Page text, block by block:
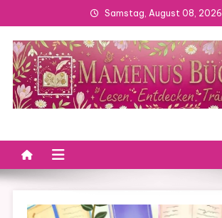
to
content
Samstag, August 08, 2026